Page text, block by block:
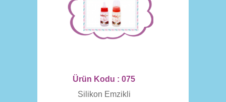
Ürün Kodu : 075
Silikon Emzikli